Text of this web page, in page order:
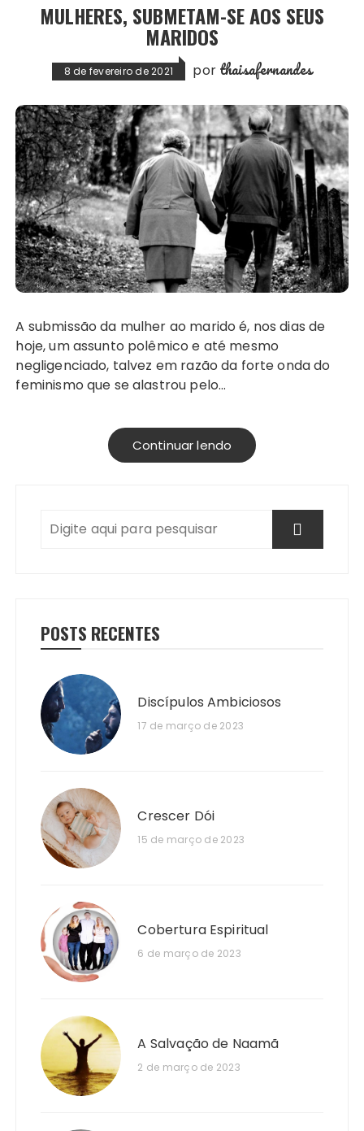
MULHERES, SUBMETAM-SE AOS SEUS
MARIDOS
8 de fevereiro de 2021 por thaisafernandes
A submissão da mulher ao marido é, nos dias de
hoje, um assunto polêmico e até mesmo
negligenciado, talvez em razão da forte onda do
feminismo que se alastrou pelo…
Continuar lendo
POSTS RECENTES
Discípulos Ambiciosos
17 de março de 2023
Crescer Dói
15 de março de 2023
Cobertura Espiritual
6 de março de 2023
A Salvação de Naamã
2 de março de 2023